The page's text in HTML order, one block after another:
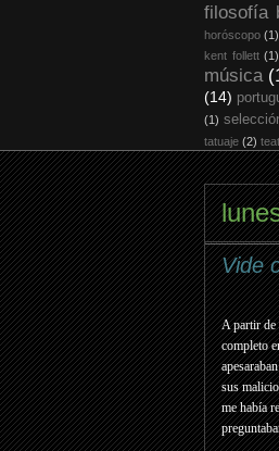
filosofía
horóscopo (1)
kent follett (1)
música
(14)
(1)
tatuaje (2)
Vide
A partir de
completo
sus
me había